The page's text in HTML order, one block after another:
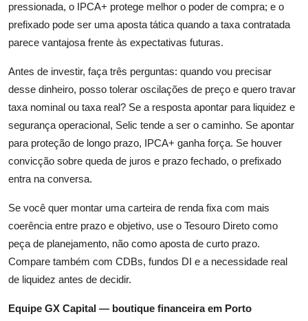
pressionada, o IPCA+ protege melhor o poder de compra; e o
prefixado pode ser uma aposta tática quando a taxa contratada
parece vantajosa frente às expectativas futuras.
Antes de investir, faça três perguntas: quando vou precisar
desse dinheiro, posso tolerar oscilações de preço e quero travar
taxa nominal ou taxa real? Se a resposta apontar para liquidez e
segurança operacional, Selic tende a ser o caminho. Se apontar
para proteção de longo prazo, IPCA+ ganha força. Se houver
convicção sobre queda de juros e prazo fechado, o prefixado
entra na conversa.
Se você quer montar uma carteira de renda fixa com mais
coerência entre prazo e objetivo, use o Tesouro Direto como
peça de planejamento, não como aposta de curto prazo.
Compare também com CDBs, fundos DI e a necessidade real
de liquidez antes de decidir.
Equipe GX Capital — boutique financeira em Porto